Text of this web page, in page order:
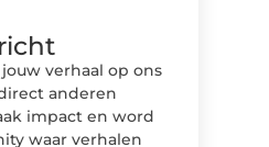
verhaal op ons
anderen
impact en word
waar verhalen